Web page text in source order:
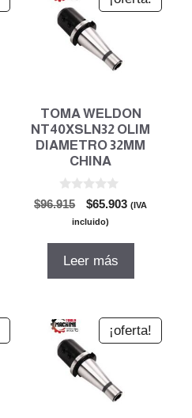
TOMA WELDON
NT40XSLN32 OLIM
DIAMETRO 32MM
CHINA
0
d
$96.915
El
precio
$65.903El(IVA
incluido)
Leer más
¡oferta!